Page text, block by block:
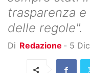
trasparenza
delle regole".
Di Redazione - 5